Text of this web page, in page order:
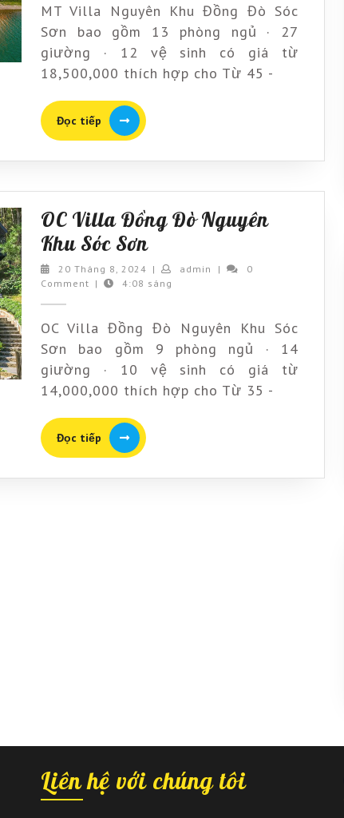
Đồng
Đò
Sóc
MT Villa Nguyên Khu Đồng Đò Sóc
Sơn bao gồm 13 phòng ngủ · 27
giường · 12 vệ sinh có giá từ
18,500,000 thích hợp cho Từ 45 -
Đọc tiếp
Đọc
tiếp
OC Villa Đồng Đò Nguyên
Khu Sóc SơnOC
Villa
Đồng
Nguyên
Khu
Sóc
20 Tháng 8, 2024 20
Tháng
| admin admin
|
0
Comment | 4:08 sáng
OC Villa Đồng Đò Nguyên Khu Sóc
Sơn bao gồm 9 phòng ngủ · 14
giường · 10 vệ sinh có giá từ
14,000,000 thích hợp cho Từ 35 -
Đọc tiếp
Đọc
tiếp
Liên hệ với chúng tôi